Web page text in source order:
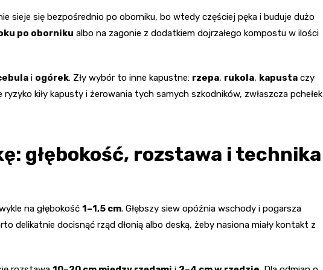
sieje się bezpośrednio po oborniku, bo wtedy częściej pęka i buduje dużo
po oborniku albo na zagonie z dodatkiem dojrzałego kompostu w ilości
i ogórek. Zły wybór to inne kapustne: rzepa, rukola, kapusta czy
kiły kapusty i żerowania tych samych szkodników, zwłaszcza pchełek
głębokość, rozstawa i technika
na głębokość 1–1,5 cm. Głębszy siew opóźnia wschody i pogarsza
delikatnie docisnąć rząd dłonią albo deską, żeby nasiona miały kontakt z